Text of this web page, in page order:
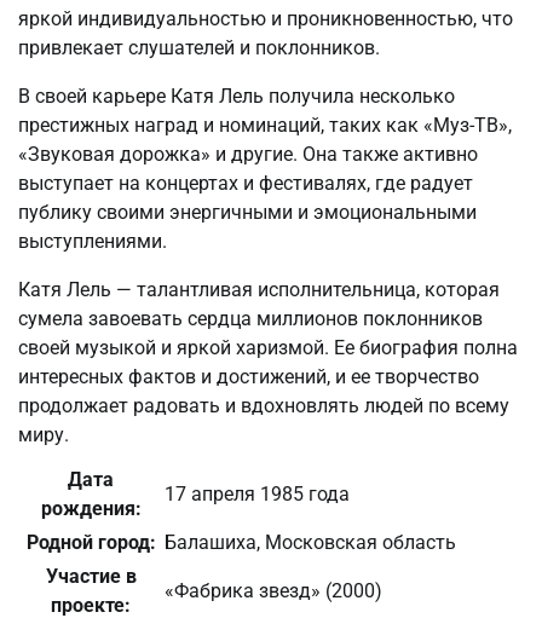
яркой индивидуальностью и проникновенностью, что
привлекает слушателей и поклонников.
В своей карьере Катя Лель получила несколько
престижных наград и номинаций, таких как «Муз-ТВ»,
«Звуковая дорожка» и другие. Она также активно
выступает на концертах и фестивалях, где радует
публику своими энергичными и эмоциональными
выступлениями.
Катя Лель — талантливая исполнительница, которая
сумела завоевать сердца миллионов поклонников
своей музыкой и яркой харизмой. Ее биография полна
интересных фактов и достижений, и ее творчество
продолжает радовать и вдохновлять людей по всему
миру.
Дата
рождения:
17 апреля 1985 года
Родной город: Балашиха, Московская область
Участие в
проекте:
«Фабрика звезд» (2000)